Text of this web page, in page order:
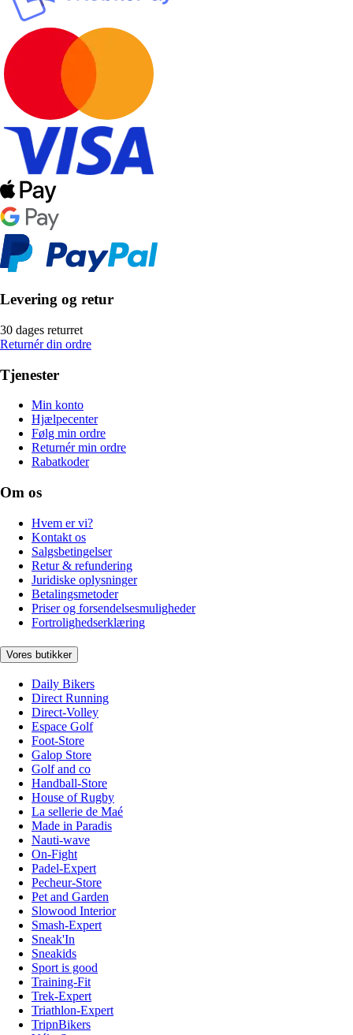
Levering og retur
30 dages returret
Returnér din ordre
Tjenester
Min konto
Hjælpecenter
Følg min ordre
Returnér min ordre
Rabatkoder
Om os
Hvem er vi?
Kontakt os
Salgsbetingelser
Retur & refundering
Juridiske oplysninger
Betalingsmetoder
Priser og forsendelsesmuligheder
Fortrolighedserklæring
Vores butikker
Daily Bikers
Direct Running
Direct-Volley
Espace Golf
Foot-Store
Galop Store
Golf and co
Handball-Store
House of Rugby
La sellerie de Maé
Made in Paradis
Nauti-wave
On-Fight
Padel-Expert
Pecheur-Store
Pet and Garden
Slowood Interior
Smash-Expert
Sneak'In
Sneakids
Sport is good
Training-Fit
Trek-Expert
Triathlon-Expert
TripnBikers